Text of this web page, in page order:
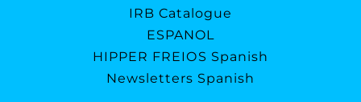
IRB Catalogue
ESPANOL
HIPPER FREIOS Spanish
Newsletters Spanish